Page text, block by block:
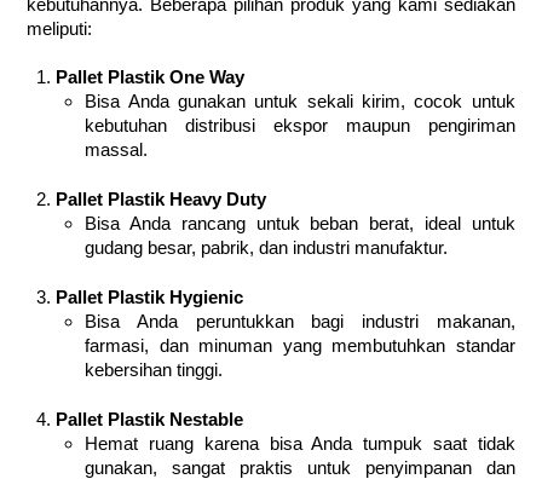
kebutuhannya. Beberapa pilihan produk yang kami sediakan
meliputi:
Pallet Plastik One Way
Bisa Anda gunakan untuk sekali kirim, cocok untuk
kebutuhan distribusi ekspor maupun pengiriman
massal.
Pallet Plastik Heavy Duty
Bisa Anda rancang untuk beban berat, ideal untuk
gudang besar, pabrik, dan industri manufaktur.
Pallet Plastik Hygienic
Bisa Anda peruntukkan bagi industri makanan,
farmasi, dan minuman yang membutuhkan standar
kebersihan tinggi.
Pallet Plastik Nestable
Hemat ruang karena bisa Anda tumpuk saat tidak
gunakan, sangat praktis untuk penyimpanan dan